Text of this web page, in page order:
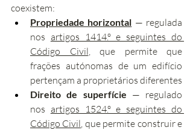
coexistem:
Propriedade horizontal — regulada
nos artigos 1414.º e seguintes do
Código Civil , que permite que
frações autónomas de um edifício
pertençam a proprietários diferentes
Direito de superfície — regulado
nos artigos 1524.º e seguintes do
Código Civil , que permite construir e